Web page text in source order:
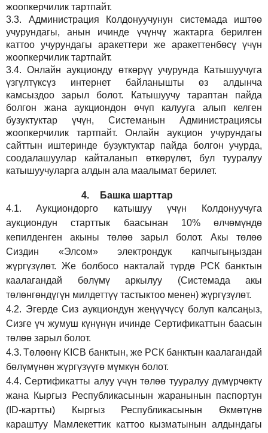
жоопкерчилик тартпайт.
3.3. Администрация Колдонуучунун системада иштөө
учурундагы, анын ичинде үчүнчү жактарга берилген
каттоо учурундагы аракеттери же аракеттенбөсү үчүн
жоопкерчилик тартпайт.
3.4.Онлайн аукционду өткөрүү учурунда Катышуучуга
үзгүлтүксүз интернет байланышты өз алдынча
камсыздоозарыл болот.
Катышуучу тараптан пайда
болгон жана аукциондон өчүп калууга алып келген
бузуктуктар үчүн, Системанын Администрациясы
жоопкерчилик тартпайт. Онлайн аукцион учурундагы
сайттын иштеринде бузуктуктар пайда болгон учурда,
соодалашуулар кайталанып өткөрүлөт, бул тууралуу
катышуучуларга алдын ала маалымат берилет.
4.
Башка шарттар
4.1.
Аукциондорго катышуу үчүн Колдонуучуга
аукциондун старттык баасынан 10% өлчөмүндө
кепилденген акыны төлөө зарыл болот. Акы төлөө
Сиздин «Элсом»электрондук капчыгыңыздан
жүргүзүлөт. Же болбосо накталай түрдө РСК банктын
каалагандай бөлүмү аркылуу (Системада акы
төлөнгөндүгүн милдеттүү тастыктоо менен) жүргүзүлөт.
4.2. Эгерде Сиз аукциондун жеңүүчүсү болуп калсаңыз,
Сизге үч жумуш күнүнүн ичинде Сертификаттын баасын
төлөө зарыл болот.
4.3. Төлөөнү KICB банктын, же РСК банктын каалагандай
бөлүмүнөн жүргүзүүгө мүмкүн болот.
4.4.Сертификатты алуу үчүн төлөө тууралуу дүмүрчөктү
жана Кыргыз Республикасынын жаранынын паспортун
(ID-картты) Кыргыз Республикасынын Өкмөтүнө
караштуу Мамлекеттик каттоо кызматынын алдындагы